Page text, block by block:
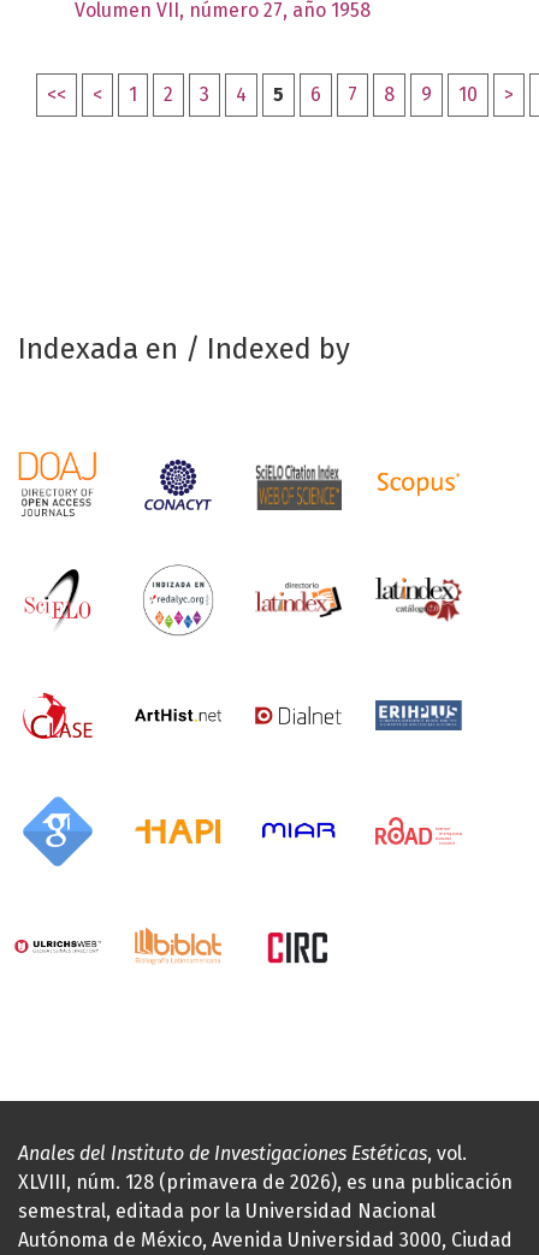
Volumen VII, número 27, año 1958
<< < 1 2 3 4 5 6 7 8 9 10 >
Indexada en / Indexed by
Anales del Instituto de Investigaciones Estéticas, vol.
XLVIII, núm. 128 (primavera de 2026), es una publicación
semestral, editada por la Universidad Nacional
Autónoma de México, Avenida Universidad 3000, Ciudad